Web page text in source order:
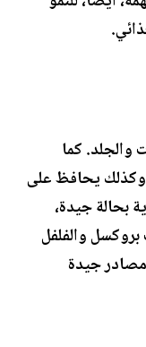
كما
يحافظ على
بحالة جيدة،
والفلفل
مصادر جيدة